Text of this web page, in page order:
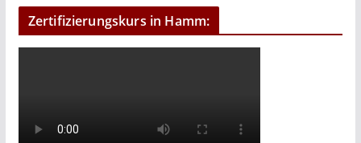
Zertifizierungskurs in Hamm: